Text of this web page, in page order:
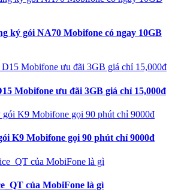
ký gói NA70 Mobifone có ngay 10GB
Mobifone ưu đãi 3GB giá chỉ 15,000đ
K9 Mobifone gọi 90 phút chỉ 9000đ
của MobiFone là gì